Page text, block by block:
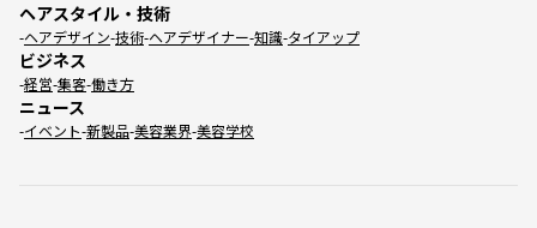
ヘアスタイル・技術
ヘアデザイン 技術 ヘアデザイナー 知識 タイアップ
ビジネス
経営 集客 働き方
ニュース
イベント 新製品 美容業界 美容学校